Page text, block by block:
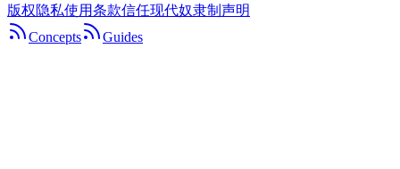
版权隐私使用条款信任现代奴隶制声明
Concepts
Guides